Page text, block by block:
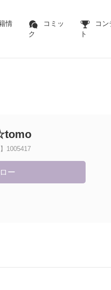
情
コミッ
ク
コン
ト
1005417
ー